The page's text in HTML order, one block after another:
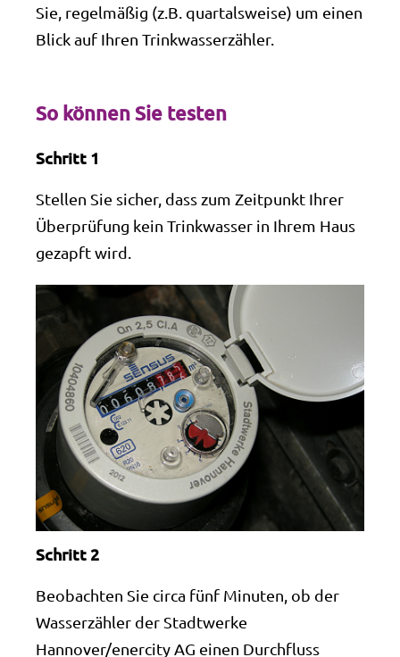
Sie, regelmäßig (z.B. quartalsweise) um einen
Blick auf Ihren Trinkwasserzähler.
So können Sie testen
Schritt 1
Stellen Sie sicher, dass zum Zeitpunkt Ihrer
Überprüfung kein Trinkwasser in Ihrem Haus
gezapft wird.
Schritt 2
Beobachten Sie circa fünf Minuten, ob der
Wasserzähler der Stadtwerke
Hannover/enercity AG einen Durchfluss